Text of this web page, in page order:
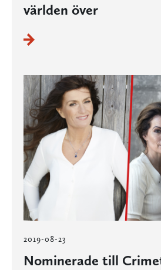
världen över
2019-08-23
Nominerade till